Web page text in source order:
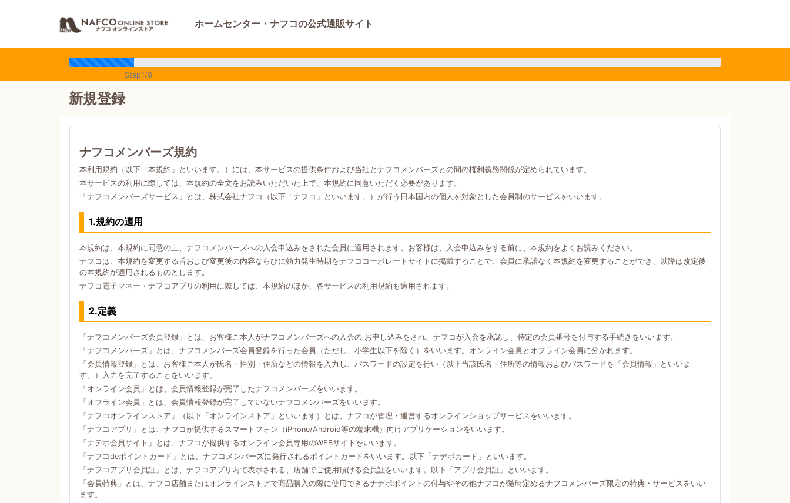
ホームセンター・ナフコの公式通販サイト
Step1/8
新規登録
ナフコメンバーズ規約
本利用規約（以下「本規約」といいます。）には、本サービスの提供条件および当社とナフコメンバーズとの間の権利義務関係が定められています。
本サービスの利用に際しては、本規約の全文をお読みいただいた上で、本規約に同意いただく必要があります。
「ナフコメンバーズサービス」とは、株式会社ナフコ（以下「ナフコ」といいます。）が行う日本国内の個人を対象とした会員制のサービスをいいます。
1.規約の適用
本規約は、本規約に同意の上、ナフコメンバーズへの入会申込みをされた会員に適用されます。お客様は、入会申込みをする前に、本規約をよくお読みください。
ナフコは、本規約を変更する旨および変更後の内容ならびに効力発生時期をナフココーポレートサイトに掲載することで、会員に承諾なく本規約を変更することができ、以降は改定後
の本規約が適用されるものとします。
ナフコ電子マネー・ナフコアプリの利用に際しては、本規約のほか、各サービスの利用規約も適用されます。
2.定義
「ナフコメンバーズ会員登録」とは、お客様ご本人がナフコメンバーズへの入会の お申し込みをされ、ナフコが入会を承認し、特定の会員番号を付与する手続きをいいます。
「ナフコメンバーズ」とは、ナフコメンバーズ会員登録を行った会員（ただし、小学生以下を除く）をいいます。オンライン会員とオフライン会員に分かれます。
「会員情報登録」とは、お客様ご本人が氏名・性別・住所などの情報を入力し、パスワードの設定を行い（以下当該氏名・住所等の情報およびパスワードを「会員情報」といいま
す。）入力を完了することをいいます。
「オンライン会員」とは、会員情報登録が完了したナフコメンバーズをいいます。
「オフライン会員」とは、会員情報登録が完了していないナフコメンバーズをいいます。
「ナフコオンラインストア」（以下「オンラインストア」といいます）とは、ナフコが管理・運営するオンラインショップサービスをいいます。
「ナフコアプリ」とは、ナフコが提供するスマートフォン（iPhone/Android等の端末機）向けアプリケーションをいいます。
「ナデポ会員サイト」とは、ナフコが提供するオンライン会員専用のWEBサイトをいいます。
「ナフコdeポイントカード」とは、ナフコメンバーズに発行されるポイントカードをいいます。以下「ナデポカード」といいます。
「ナフコアプリ会員証」とは、ナフコアプリ内で表示される、店舗でご使用頂ける会員証をいいます。以下「アプリ会員証」といいます。
「会員特典」とは、ナフコ店舗またはオンラインストアで商品購入の際に使用できるナデポポイントの付与やその他ナフコが随時定めるナフコメンバーズ限定の特典・サービスをいい
ます。